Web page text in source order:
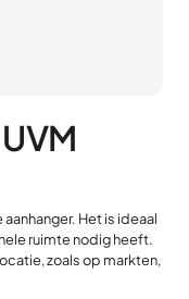
Het is ideaal
ruimte nodig heeft.
zoals op markten,